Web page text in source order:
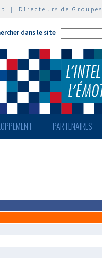
| Directeurs de Groupes
dans le site
PARTENAIRES